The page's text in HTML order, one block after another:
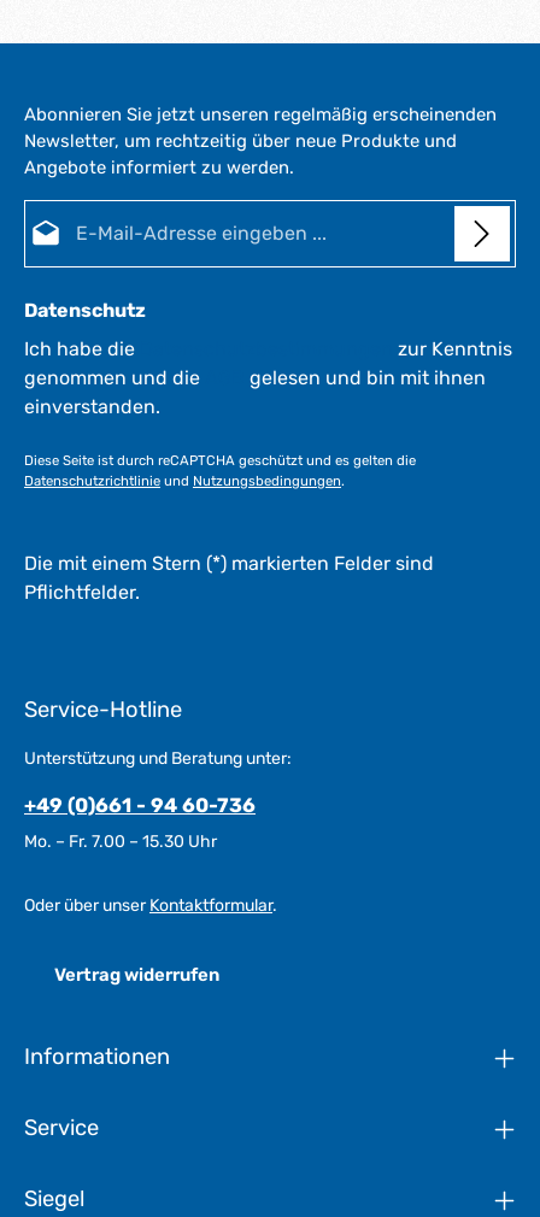
Abonnieren Sie jetzt unseren regelmäßig erscheinenden
Newsletter, um rechtzeitig über neue Produkte und
Angebote informiert zu werden.
Datenschutz
Ich habe die
zur Kenntnis
genommen und die
gelesen und bin mit ihnen
einverstanden.
Diese Seite ist durch reCAPTCHA geschützt und es gelten die
Datenschutzrichtlinie und Nutzungsbedingungen.
Die mit einem Stern (*) markierten Felder sind
Pflichtfelder.
Service-Hotline
Unterstützung und Beratung unter:
+49 (0)661 - 94 60-736
Mo. – Fr. 7.00 – 15.30 Uhr
Oder über unserKontaktformular.
Vertrag widerrufen
Informationen
Service
Siegel